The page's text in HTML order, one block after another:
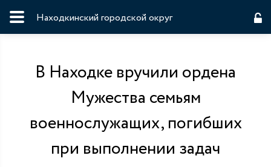
Находкинский городской округ
В Находке вручили ордена
Мужества семьям
военнослужащих, погибших
при выполнении задач